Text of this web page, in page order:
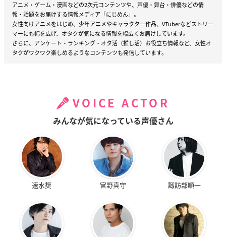
アニメ・ゲーム・漫画などの2次元コンテンツや、声優・舞台・俳優などの情
報・話題をお届けする情報メディア「にじめん」。
女性向けアニメをはじめ、少年アニメやキャラクター作品、VTuberなどストリー
マーにも幅を広げ、オタクが気になる情報を幅広くお届けしています。
さらに、アンケート・ランキング・オタ活（推し活）お役立ち情報など、女性オ
タクがワクワク楽しめるようなコンテンツも発信しています。
VOICE ACTOR
みんなが気になっている声優さん
速水奨 宮野真守 諏訪部順一